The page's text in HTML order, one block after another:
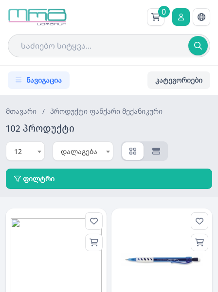
0
ნავიგაცია კატეგორიები
მთავარი / პროდუქტი ფანქარი მექანიკური
102 პროდუქტი
12 დალაგება
ფილტრი